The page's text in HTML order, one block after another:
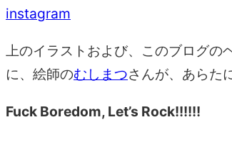
instagram
上のイラストおよび、このブログの
に、絵師のむしまつさんが、あらた
Fuck Boredom, Let’s Rock!!!!!!